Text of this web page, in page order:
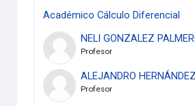
Académico Cálculo Diferencial
NELI GONZALEZ
Profesor
ALEJANDRO
Profesor